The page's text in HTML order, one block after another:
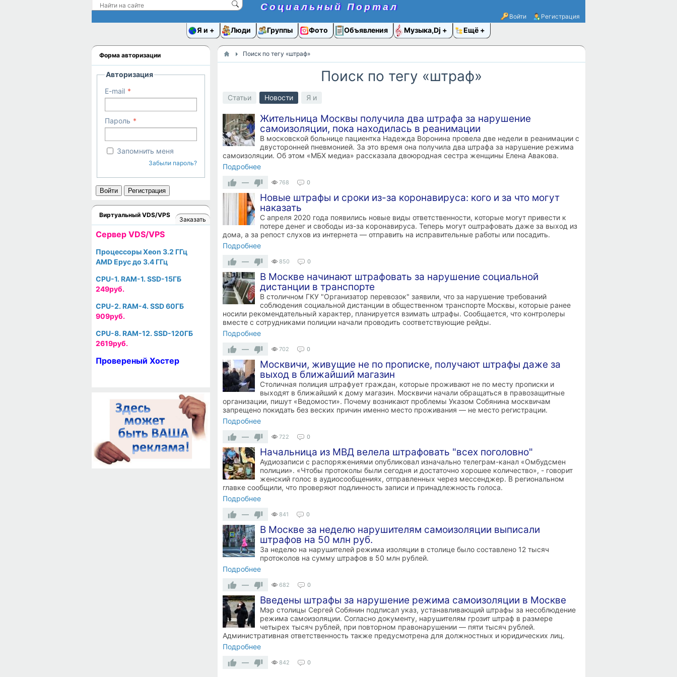
Социальный Портал
Войти Регистрация
Я и Люди Группы Фото Объявления Музыка,Dj Ещё
Поиск по тегу «штраф»
Поиск по тегу «штраф»
Статьи Новости Я и
Жительница Москвы получила два штрафа за нарушение
самоизоляции, пока находилась в реанимации
В московской больнице пациентка Надежда Воронина провела две недели в реанимации с
двусторонней пневмонией. За это время она получила два штрафа за нарушение режима
самоизоляции. Об этом «МБХ медиа» рассказала двоюродная сестра женщины Елена Авакова.
Подробнее
—
768 0
Новые штрафы и сроки из-за коронавируса: кого и за что могут
наказать
С апреля 2020 года появились новые виды ответственности, которые могут привести к
потере денег и свободы из-за коронавируса. Теперь могут оштрафовать даже за выход из
дома, а за репост слухов из интернета — отправить на исправительные работы или посадить.
Подробнее
—
850 0
В Москве начинают штрафовать за нарушение социальной
дистанции в транспорте
В столичном ГКУ "Организатор перевозок" заявили, что за нарушение требований
соблюдения социальной дистанции в общественном транспорте Москвы, которые ранее
носили рекомендательный характер, планируется взимать штрафы. Сообщается, что контролеры
вместе с сотрудниками полиции начали проводить соответствующие рейды.
Подробнее
—
702 0
Москвичи, живущие не по прописке, получают штрафы даже за
выход в ближайший магазин
Столичная полиция штрафует граждан, которые проживают не по месту прописки и
выходят в ближайший к дому магазин. Москвичи начали обращаться в правозащитные
организации, пишут «Ведомости». Почему возникают проблемы Указом Собянина москвичам
запрещено покидать без веских причин именно место проживания — не место регистрации.
Подробнее
—
722 0
Начальница из МВД велела штрафовать "всех поголовно"
Аудиозаписи с распоряжениями опубликовал изначально телеграм-канал «Омбудсмен
полиции». «Чтобы протоколы были сегодня и достаточно хорошее количество», - говорит
женский голос в аудиосообщениях, отправленных через мессенджер. В региональном
главке сообщили, что проверяют подлинность записи и принадлежность голоса.
Подробнее
—
841 0
В Москве за неделю нарушителям самоизоляции выписали
штрафов на 50 млн руб.
За неделю на нарушителей режима изоляции в столице было составлено 12 тысяч
протоколов на сумму штрафов в 50 млн рублей.
Подробнее
—
682 0
Введены штрафы за нарушение режима самоизоляции в Москве
Мэр столицы Сергей Собянин подписал указ, устанавливающий штрафы за несоблюдение
режима самоизоляции. Согласно документу, нарушителям грозит штраф в размере
четырех тысяч рублей, при повторном правонарушении — пяти тысяч рублей.
Административная ответственность также предусмотрена для должностных и юридических лиц.
Подробнее
—
842 0
Форма авторизации
Авторизация
E-mail
Пароль
Запомнить меня
Забыли пароль?
Войти Регистрация
Виртуальный VDS/VPS
Заказать
Cервер VDS/VPS
Процессоры Xeon 3.2 ГГц
AMD Epyc до 3.4 ГГц
CPU-1. RAM-1. SSD-15ГБ
249руб.
CPU-2. RAM-4. SSD 60ГБ
909руб.
CPU-8. RAM-12. SSD-120ГБ
2619руб.
Провереный Хостер